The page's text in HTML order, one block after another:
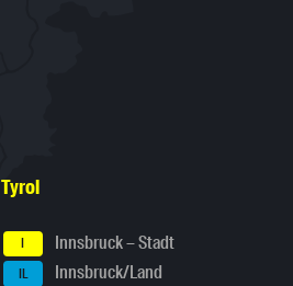
Tyrol
I Innsbruck – Stadt
IL Innsbruck/Land